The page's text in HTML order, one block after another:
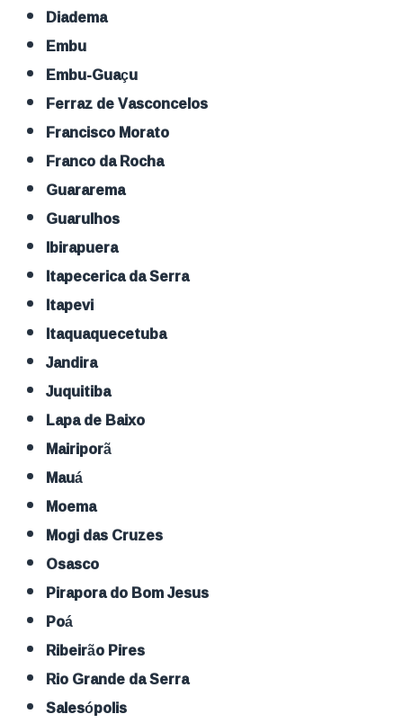
Diadema
Embu
Embu-Guaçu
Ferraz de Vasconcelos
Francisco Morato
Franco da Rocha
Guararema
Guarulhos
Ibirapuera
Itapecerica da Serra
Itapevi
Itaquaquecetuba
Jandira
Juquitiba
Lapa de Baixo
Mairiporã
Mauá
Moema
Mogi das Cruzes
Osasco
Pirapora do Bom Jesus
Poá
Ribeirão Pires
Rio Grande da Serra
Salesópolis